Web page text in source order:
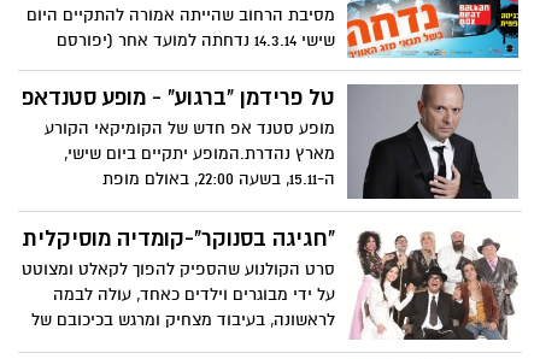
מסיבת הרחוב שהייתה אמורה להתקיים היום
שישי 14.3.14 נדחתה למועד אחר (יפורסם
בהמשך) בעקבות מזג האוויר הגשום הצפוי
היום.
טל פרידמן "ברגוע" - מופע סטנדאפ
מופע סטנד אפ חדש של הקומיקאי הקורע
מארץ נהדרת.המופע יתקיים ביום שישי,
ה-15.11, בשעה 22:00, באולם מופת
"חגיגה בסנוקר"-קומדיה מוסיקלית
סרט הקולנוע שהספיק להפוך לקאלט ומצוטט
על ידי מבוגרים וילדים כאחד, עולה לבמה
לראשונה, בעיבוד מצחיק ומרגש בכיכובם של